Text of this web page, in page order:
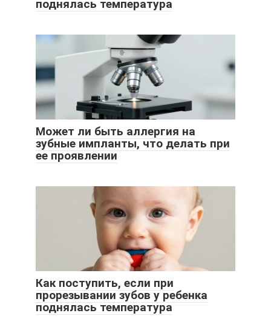
поднялась температура
Может ли быть аллергия на
зубные импланты, что делать при
ее проявлении
Как поступить, если при
прорезывании зубов у ребенка
поднялась температура